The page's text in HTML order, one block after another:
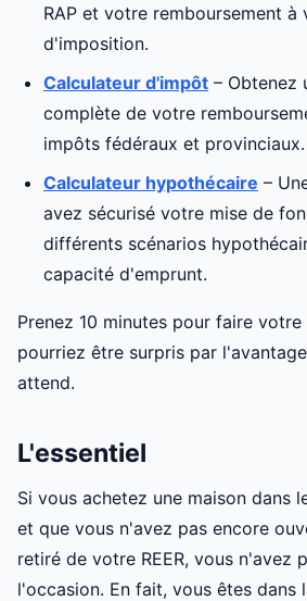
RAP et votre remboursement à
d'imposition.
Calculateur d'impôt – Obtenez
complète de votre
impôts fédéraux et provinciaux.
Calculateur hypothécaire –
avez sécurisé votre mise de
différents scénarios
capacité d'emprunt.
Prenez 10 minutes pour faire votre
pourriez être surpris par
attend.
L'essentiel
Si vous achetez une maison dans
et que vous n'avez pas encore
retiré de votre REER, vous n'avez
l'occasion. En fait, vous êtes dans